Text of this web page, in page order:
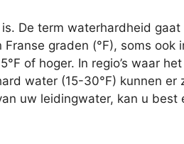
De term waterhardheid
graden (°F), soms ook
of hoger. In regio’s waar
water (15-30°F) kunnen er
uw leidingwater, kan u best